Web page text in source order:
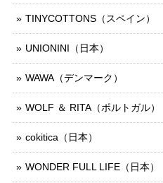
TINYCOTTONS（スペイン）
UNIONINI（日本）
WAWA（デンマーク）
WOLF ＆ RITA（ポルトガル）
cokitica（日本）
WONDER FULL LIFE（日本）